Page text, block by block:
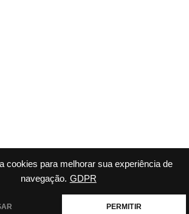
cookies para melhorar sua experiência de
navegação. GDPR
PERMITIR